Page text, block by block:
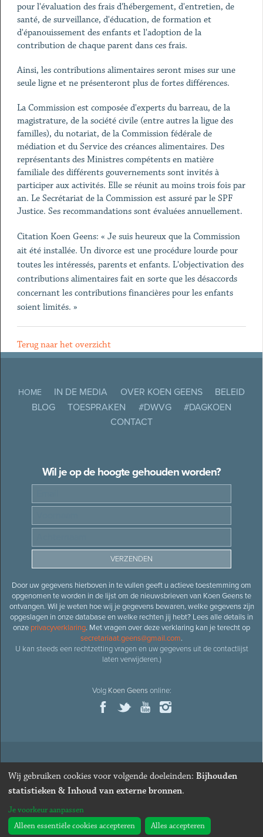
pour l'évaluation des frais d'hébergement, d'entretien, de
santé, de surveillance, d'éducation, de formation et
d'épanouissement des enfants et l'adoption de la
contribution de chaque parent dans ces frais.
Ainsi, les contributions alimentaires seront mises sur une
seule ligne et ne présenteront plus de fortes différences.
La Commission est composée d'experts du barreau, de la
magistrature, de la société civile (entre autres la ligue des
familles), du notariat, de la Commission fédérale de
médiation et du Service des créances alimentaires. Des
représentants des Ministres compétents en matière
familiale des différents gouvernements sont invités à
participer aux activités. Elle se réunit au moins trois fois par
an. Le Secrétariat de la Commission est assuré par le SPF
Justice. Ses recommandations sont évaluées annuellement.
Citation Koen Geens: « Je suis heureux que la Commission
ait été installée. Un divorce est une procédure lourde pour
toutes les intéressés, parents et enfants. L'objectivation des
contributions alimentaires fait en sorte que les désaccords
concernant les contributions financières pour les enfants
soient limités. »
Terug naar het overzicht
HOME IN DE MEDIA OVER KOEN GEENS
BELEID
BLOG
TOESPRAKEN #DWVG
#DAGKOEN
CONTACT
Wil je op de hoogte gehouden worden?
Door uw gegevens hierboven in te vullen geeft u actieve toestemming om
opgenomen te worden in de lijst om de nieuwsbrieven van Koen Geens te
ontvangen. Wil je weten hoe wij je gegevens bewaren, welke gegevens zijn
opgeslagen in onze database en welke rechten jij hebt? Lees alle details in
onze privacyverklaring. Met vragen over deze verklaring kan je terecht op
secretariaat.geens@gmail.com.
U kan steeds een rechtzetting vragen en uw gegevens uit de contactlijst
laten verwijderen.)
Volg Koen Geensonline:
© 2026Oud-minister en ere-volksvertegenwoordiger Koen
· Alle rechten voorbehouden · Cookies wijzigen
Webdesign&website ontwikkelingdoor Zenjoy in Leuven
Wij gebruiken cookies voor volgende doeleinden: Bijhouden
statistieken & Inhoud van externe bronnen.
Je voorkeur aanpassen
Alleen essentiële cookies accepteren
Alles accepteren